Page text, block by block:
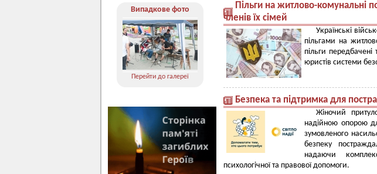
Випадкове фото
Перейти до галереї
Пільги на житлово-комунальні
членів їх сімей
Українські
пільгами на
пільги передбачені
юристів системи
Безпека та підтримка для
Жіночий
надійною опорою
зумовленого
безпеку
надаючи
психологічної та правової допомоги.